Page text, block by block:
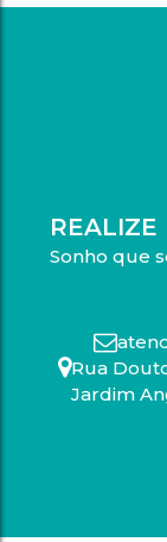
REALIZE
Sonho que
Rua
Jardim